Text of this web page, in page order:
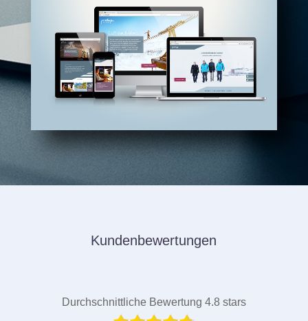
Kundenbewertungen
Durchschnittliche Bewertung 4.8 stars